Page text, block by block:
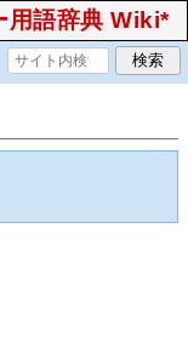
用語辞典 Wiki*